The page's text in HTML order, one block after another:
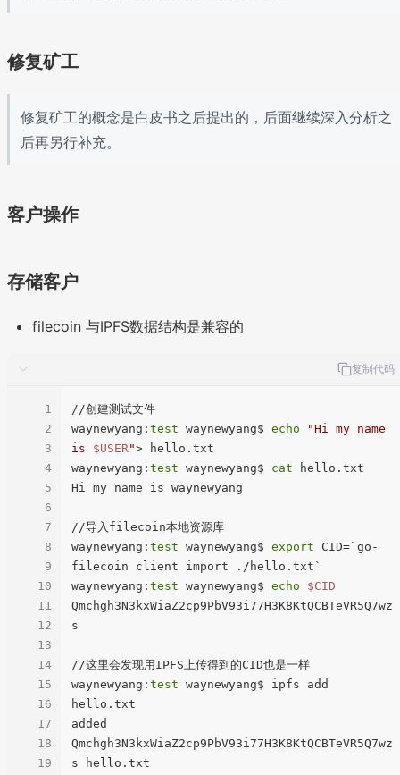
修复矿工
修复矿工的概念是白皮书之后提出的，后面继续深入分析之
后再另行补充。
客户操作
存储客户
filecoin 与IPFS数据结构是兼容的
复制代码
1
2
3
4
5
6
7
8
9
10
11
12
13
14
15
16
17
18
19
//创建测试文件
waynewyang: test waynewyang$ echo
"Hi my name
is $USER"> hello.txt
waynewyang: test waynewyang$ cat hello.txt
Hi my name is waynewyang
//导入filecoin本地资源库
waynewyang: test waynewyang$ export CID=`go-
filecoin client import ./hello.txt`
waynewyang: test waynewyang$ echo
$CID
Qmchgh3N3kxWiaZ2cp9PbV93i77H3K8KtQCBTeVR5Q7wz
s
//这里会发现用IPFS上传得到的CID也是一样
waynewyang: test waynewyang$ ipfs add
hello.txt
added
Qmchgh3N3kxWiaZ2cp9PbV93i77H3K8KtQCBTeVR5Q7wz
s hello.txt